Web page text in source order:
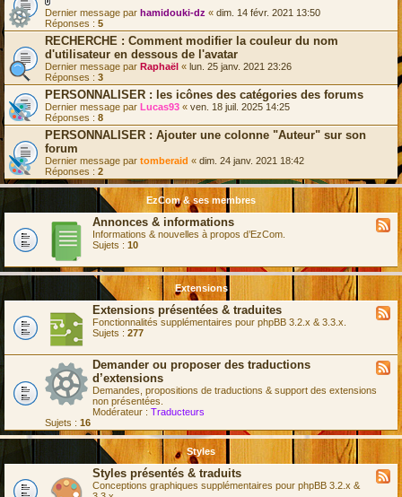
)
o
i
t
s
)
F
i
c
h
i
e
r
(
s
)
j
o
n
t
(
s
Dernier message par hamidouki-dz « dim. 14 févr. 2021 13:50
Réponses : 5
RECHERCHE : Comment modifier la couleur du nom
d'utilisateur en dessous de l'avatar
Dernier message par Raphaël « lun. 25 janv. 2021 23:26
Réponses : 3
PERSONNALISER : les icônes des catégories des forums
Dernier message par Lucas93 « ven. 18 juil. 2025 14:25
Réponses : 8
PERSONNALISER : Ajouter une colonne "Auteur" sur son
forum
Dernier message par tomberaid « dim. 24 janv. 2021 18:42
Réponses : 2
EzCom & ses membres
Annonces & informations
Informations & nouvelles à propos d’EzCom.
Sujets : 10
Extensions
Extensions présentées & traduites
Fonctionnalités supplémentaires pour phpBB 3.2.x & 3.3.x.
Sujets : 277
Demander ou proposer des traductions
d’extensions
Demandes, propositions de traductions & support des extensions
non présentées.
Modérateur : Traducteurs
Sujets : 16
Styles
Styles présentés & traduits
Conceptions graphiques supplémentaires pour phpBB 3.2.x &